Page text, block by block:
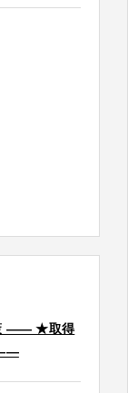
―― ★取得
――